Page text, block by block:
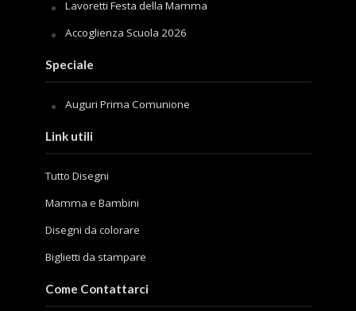
Lavoretti Festa della Mamma
Accoglienza Scuola 2026
Speciale
Auguri Prima Comunione
Link utili
Tutto Disegni
Mamma e Bambini
Disegni da colorare
Biglietti da stampare
Come Contattarci